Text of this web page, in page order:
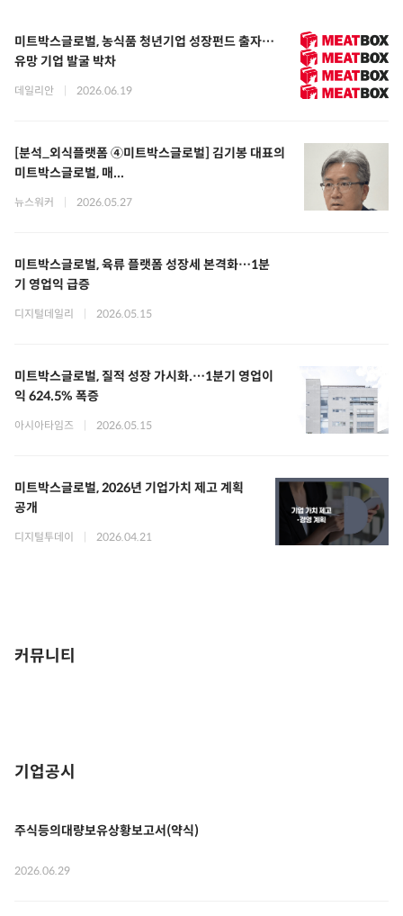
미트박스글로벌, 농식품 청년기업 성장펀드 출자…
유망 기업 발굴 박차
데일리안 2026.06.19
[분석_외식플랫폼 ④미트박스글로벌] 김기봉 대표의
미트박스글로벌, 매...
뉴스워커 2026.05.27
미트박스글로벌, 육류 플랫폼 성장세 본격화…1분
기 영업익 급증
디지털데일리 2026.05.15
미트박스글로벌, 질적 성장 가시화.…1분기 영업이
익 624.5% 폭증
아시아타임즈 2026.05.15
미트박스글로벌, 2026년 기업가치 제고 계획
공개
디지털투데이 2026.04.21
커뮤니티
기업공시
주식등의대량보유상황보고서(약식)
2026.06.29